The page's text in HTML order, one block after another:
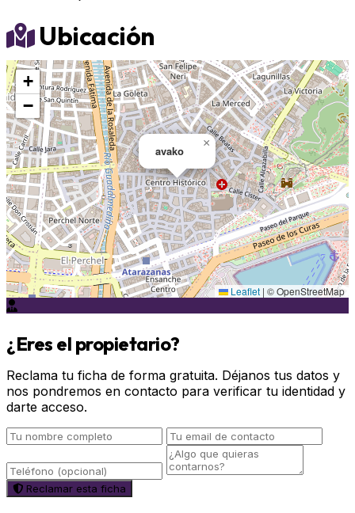
Ubicación
avako
×
+
−
Leaflet | © OpenStreetMap
¿Eres el propietario?
Reclama tu ficha de forma gratuita. Déjanos tus datos y
nos pondremos en contacto para verificar tu identidad y
darte acceso.
Reclamar esta ficha